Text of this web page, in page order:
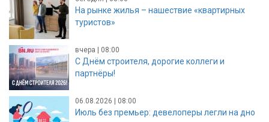
На рынке жилья – нашествие «квартирных
туристов»
вчера | 08:00
С Днём строителя, дорогие коллеги и
партнёры!
06.08.2026 | 08:00
Июль без премьер: девелоперы легли на дно